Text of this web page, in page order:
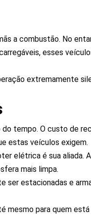
a combustão. No
esses
extremamente
tempo. O custo de
estas veículos exigem.
elétrica é sua aliada.
mais limpa.
estacionadas e
mesmo para quem